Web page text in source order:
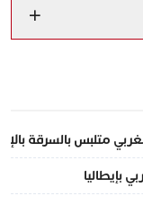
متلبس بالسرقة
بإيطاليا